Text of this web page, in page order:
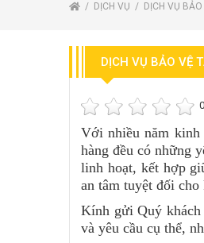
DỊCH VỤ DỊCH VỤ
DỊCH VỤ BẢO VỆ
0
Với nhiều năm
hàng đều có những
linh hoạt, kết hợp
an tâm tuyệt đối
Kính gửi Quý khách
và yêu cầu cụ thể,